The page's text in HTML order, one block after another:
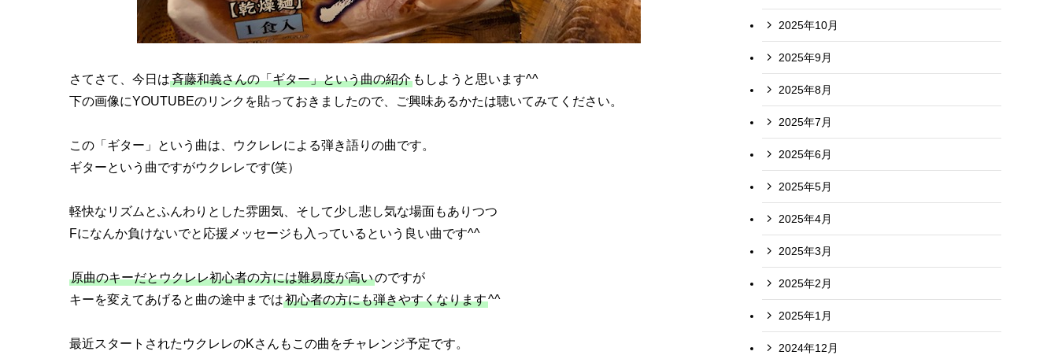
さてさて、今日は斉藤和義さんの「ギター」という曲の紹介 もしようと思います^^
下の画像にYOUTUBEのリンクを貼っておきましたので、ご興味あるかたは聴いてみてください。
この「ギター」という曲は、ウクレレによる弾き語りの曲です。
ギターという曲ですがウクレレです(笑）
軽快なリズムとふんわりとした雰囲気、そして少し悲し気な場面もありつつ
Fになんか負けないでと応援メッセージも入っているという良い曲です^^
原曲のキーだとウクレレ初心者の方には難易度が高いのですが
キーを変えてあげると曲の途中までは初心者の方にも弾きやすくなります^^
最近スタートされたウクレレのKさんもこの曲をチャレンジ予定です。
2025年10月
2025年9月
2025年8月
2025年7月
2025年6月
2025年5月
2025年4月
2025年3月
2025年2月
2025年1月
2024年12月